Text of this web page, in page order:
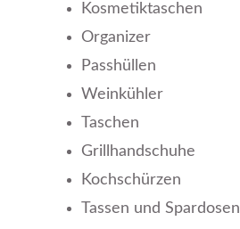
Kosmetiktaschen
Organizer
Passhüllen
Weinkühler
Taschen
Grillhandschuhe
Kochschürzen
Tassen und Spardosen